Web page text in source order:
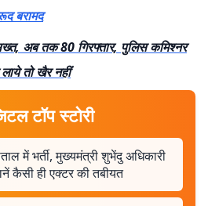
बरामद
अब तक 80 गिरफ्तार, पुलिस कमिश्नर
तो खैर नहीं
टॉप स्टोरी
में भर्ती, मुख्यमंत्री शुभेंदु अधिकारी
कैसी ही एक्टर की तबीयत